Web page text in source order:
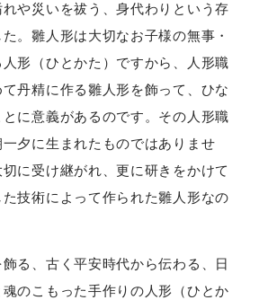
や災いを祓う、身代わりという存
。雛人形は大切なお子様の無事・
形（ひとかた）ですから、人形職
丹精に作る雛人形を飾って、ひな
に意義があるのです。その人形職
夕に生まれたものではありませ
に受け継がれ、更に研きをかけて
技術によって作られた雛人形なの
る、古く平安時代から伝わる、日
のこもった手作りの人形（ひとか